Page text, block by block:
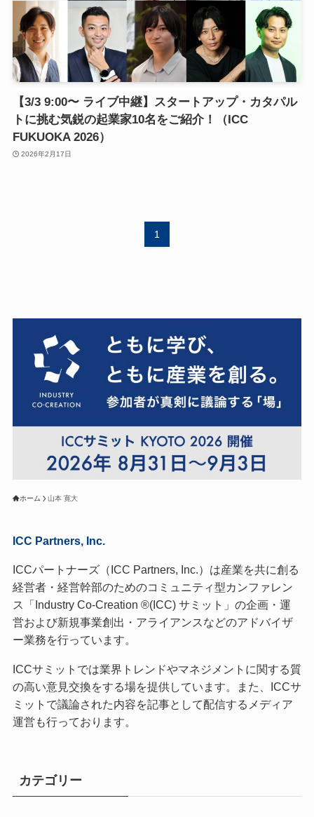
【3/3 9:00〜 ライブ中継】スタートアップ・カタパル
トに挑む気鋭の起業家10名をご紹介！（ICC
FUKUOKA 2026）
2026年2月17日
1
ホーム 山本 寛大
ICC Partners, Inc.
ICCパートナーズ（ICC Partners, Inc.）は産業を共に創る
経営者・経営幹部のためのコミュニティ型カンファレン
ス「Industry Co-Creation ®(ICC) サミット」の企画・運
営および新規事業創出・アライアンスなどのアドバイザ
ー業務を行っています。
ICCサミットでは業界トレンドやマネジメントに関する質
の高い意見交換をする場を提供しています。また、ICCサ
ミットで議論された内容を記事として配信するメディア
運営も行っております。
カテゴリー